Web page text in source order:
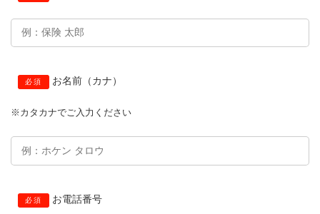
必須 お名前（カナ）
※カタカナでご入力ください
必須 お電話番号